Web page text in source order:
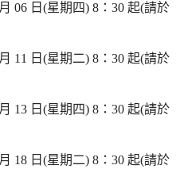
06 日(星期四) 8：30 起(請於
11 日(星期二) 8：30 起(請於
13 日(星期四) 8：30 起(請於
18 日(星期二) 8：30 起(請於